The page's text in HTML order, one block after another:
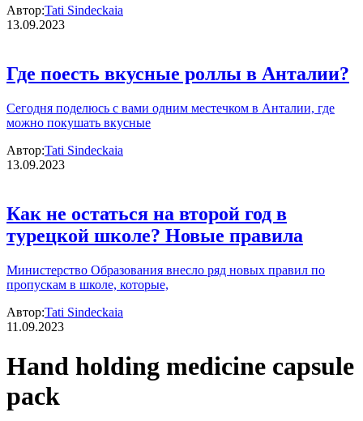
Автор:Tati Sindeckaia
13.09.2023
Где поесть вкусные роллы в Анталии?
Сегодня поделюсь с вами одним местечком в Анталии, где
можно покушать вкусные
Автор:Tati Sindeckaia
13.09.2023
Как не остаться на второй год в
турецкой школе? Новые правила
Министерство Образования внесло ряд новых правил по
пропускам в школе, которые,
Автор:Tati Sindeckaia
11.09.2023
Hand holding medicine capsule
pack